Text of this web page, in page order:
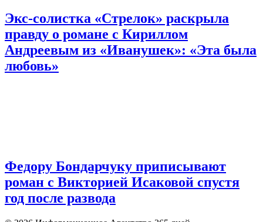
Экс-солистка «Стрелок» раскрыла
правду о романе с Кириллом
Андреевым из «Иванушек»: «Эта была
любовь»
Федору Бондарчуку приписывают
роман с Викторией Исаковой спустя
год после развода